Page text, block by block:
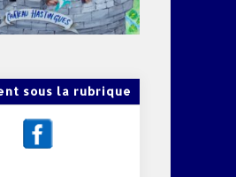
sous la rubrique